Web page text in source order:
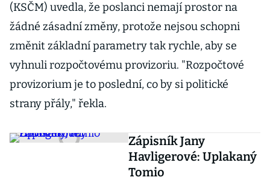
(KSČM) uvedla, že poslanci nemají prostor na
žádné zásadní změny, protože nejsou schopni
změnit základní parametry tak rychle, aby se
vyhnuli rozpočtovému provizoriu. "Rozpočtové
provizorium je to poslední, co by si politické
strany přály," řekla.
Zápisník Jany
Havligerové: Uplakaný
Tomio